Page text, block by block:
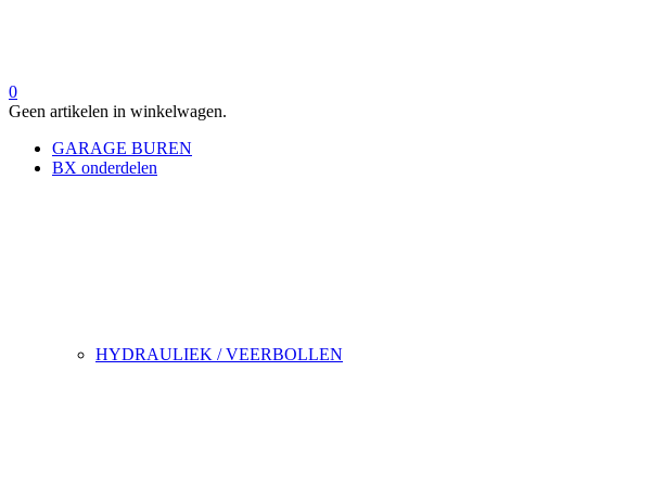
0
Geen artikelen in winkelwagen.
GARAGE BUREN
BX onderdelen
HYDRAULIEK / VEERBOLLEN